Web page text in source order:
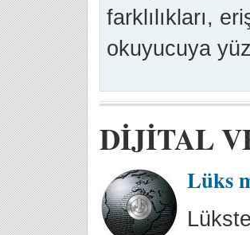
farklılıkları,
okuyucuya
DİJİTAL
Lüks